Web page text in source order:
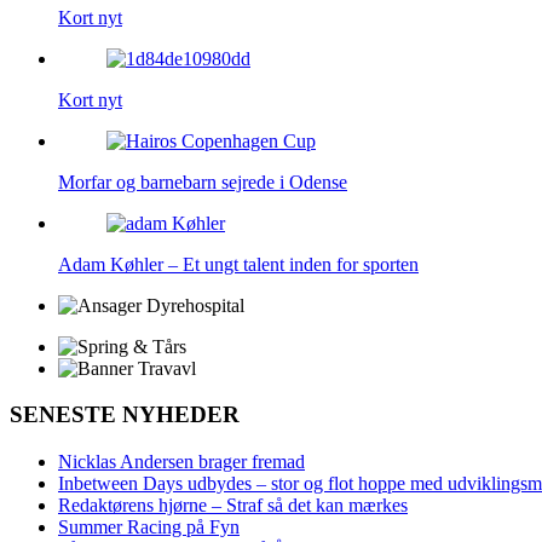
Kort nyt
Kort nyt
Morfar og barnebarn sejrede i Odense
Adam Køhler – Et ungt talent inden for sporten
SENESTE NYHEDER
Nicklas Andersen brager fremad
Inbetween Days udbydes – stor og flot hoppe med
Redaktørens hjørne – Straf så det kan mærkes
Summer Racing på Fyn